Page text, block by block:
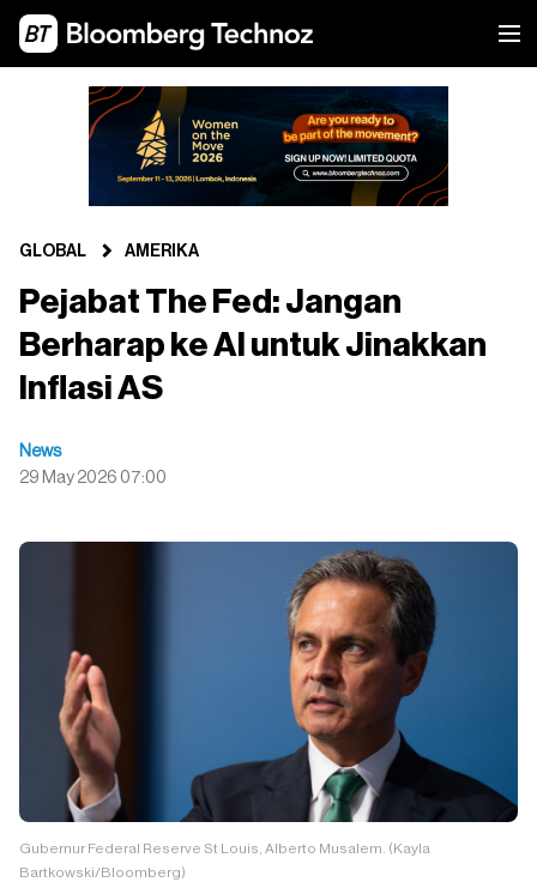
GLOBAL AMERIKA
Pejabat The Fed: Jangan
Berharap ke AI untuk Jinakkan
Inflasi AS
News
29 May 2026 07:00
Gubernur Federal Reserve St Louis, Alberto Musalem. (Kayla
Bartkowski/Bloomberg)